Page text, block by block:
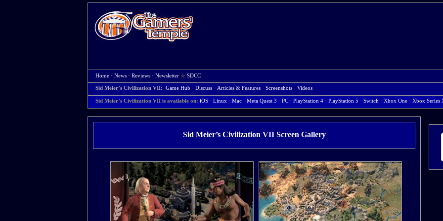
Home · News · Reviews · Newsletter ☆ SDCC
Sid Meier’s Civilization VII: Game Hub · Discuss · Articles & Features · Screenshots · Videos
Sid Meier’s Civilization VII is available on: iOS · Linux · Mac · Meta Quest 3 · PC · PlayStation 4 · PlayStation 5 · Switch · Xbox One · Xbox Series
Sid Meier’s Civilization VII Screen Gallery